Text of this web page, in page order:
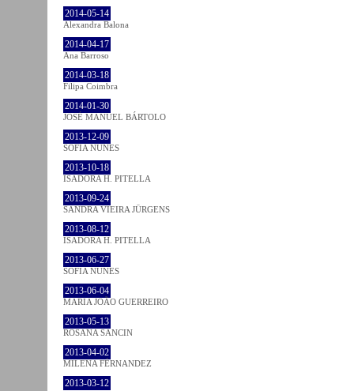
2014-05-14
Alexandra Balona
2014-04-17
Ana Barroso
2014-03-18
Filipa Coimbra
2014-01-30
JOSÉ MANUEL BÁRTOLO
2013-12-09
SOFIA NUNES
2013-10-18
ISADORA H. PITELLA
2013-09-24
SANDRA VIEIRA JÜRGENS
2013-08-12
ISADORA H. PITELLA
2013-06-27
SOFIA NUNES
2013-06-04
MARIA JOÃO GUERREIRO
2013-05-13
ROSANA SANCIN
2013-04-02
MILENA FÉRNANDEZ
2013-03-12